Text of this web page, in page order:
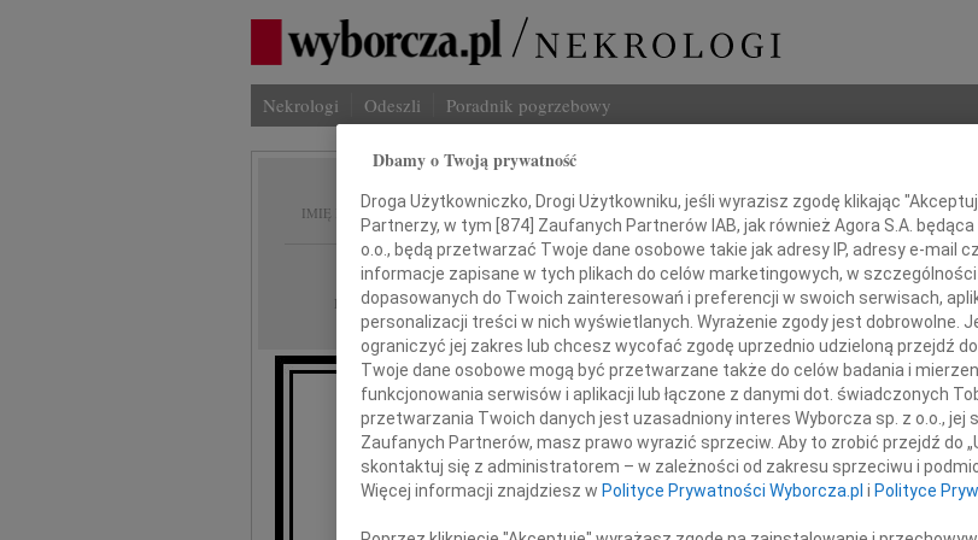
Nekrologi Odeszli Poradnik pogrzebowy
IMIĘ I NAZWISKO: Bogusław Szwedowicz
REGION: Olsztyn
DATA EMISJI: 17.10.2024
W dniu 1 października 2024 odszedł
Bogusław Szwedowicz
Dbamy o Twoją prywatność
Droga Użytkowniczko, Drogi Użytkowniku, jeśli wyrazisz zgodę klikając
Partnerzy, w tym [874] Zaufanych Partnerów IAB, jak również Agora S.A.
o.o., będą przetwarzać Twoje dane osobowe takie jak adresy IP, adresy e-mail
informacje zapisane w tych plikach do celów marketingowych, w
dopasowanych do Twoich zainteresowań i preferencji w swoich serwisach,
personalizacji treści w nich wyświetlanych. Wyrażenie zgody jest dobrowolne.
ograniczyć jej zakres lub chcesz wycofać zgodę uprzednio udzieloną przejdź do
Twoje dane osobowe mogą być przetwarzane także do celów badania i
funkcjonowania serwisów i aplikacji lub łączone z danymi dot. świadczonych
przetwarzania Twoich danych jest uzasadniony interes Wyborcza sp. z o.o., jej
Zaufanych Partnerów, masz prawo wyrazić sprzeciw. Aby to zrobić przejdź do
skontaktuj się z administratorem – w zależności od zakresu sprzeciwu i
Więcej informacji znajdziesz w Polityce Prywatności Wyborcza.pl i Polityce